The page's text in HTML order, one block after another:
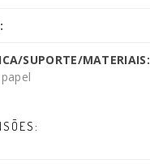
SUPORTE/MATERIAIS: